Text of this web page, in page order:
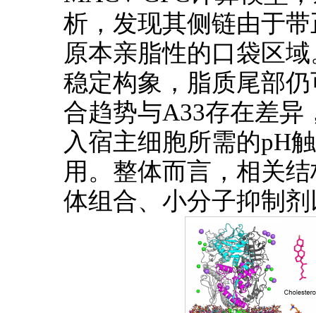
析，发现其侧链由于
原本亲脂性的口袋区
稳定构象，脂质尾部
合趋势与A33存在差异
入宿主细胞所需的pH
用。整体而言，相关
体组合、小分子抑制